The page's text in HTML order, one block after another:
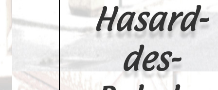
Hasard-
des-